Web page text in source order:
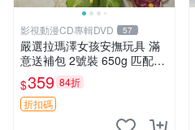
影視動漫CD專輯DVD 57
嚴選拉瑪澤女孩安撫玩具 滿
意送補包 2號裝 650g 匹配嬰
幼童舒壓好伴侶 女孩專用 安
心選擇 安撫玩偶 衝包 玩具
$359 84折
折扣碼